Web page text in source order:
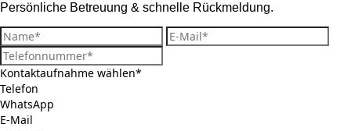
Persönliche Betreuung & schnelle Rückmeldung.
Kontaktaufnahme wählen*
Telefon
WhatsApp
E-Mail